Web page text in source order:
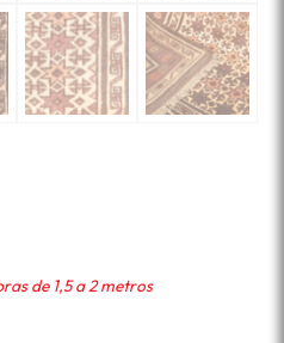
de 1,5 a 2 metros